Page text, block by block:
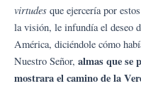
virtudes que ejercería por
la visión, le infundía el deseo
América, diciéndole cómo
Nuestro Señor, almas que se
mostrara el camino de la